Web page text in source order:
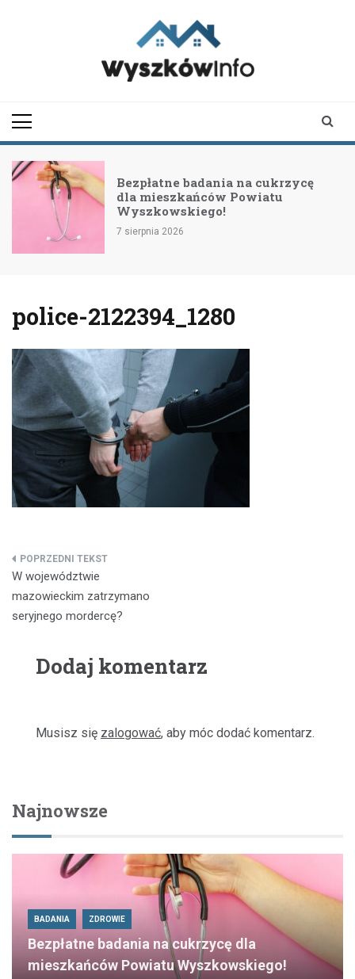
Bezpłatne badania na cukrzycę
dla mieszkańców Powiatu
Wyszkowskiego!
7 sierpnia 2026
police-2122394_1280
Nawigacja
wpisu
W województwie
mazowieckim zatrzymano
seryjnego mordercę?
Dodaj komentarz
Musisz się zalogować, aby móc dodać komentarz.
Najnowsze
BADANIA ZDROWIE
Bezpłatne badania na cukrzycę dla
mieszkańców Powiatu Wyszkowskiego!